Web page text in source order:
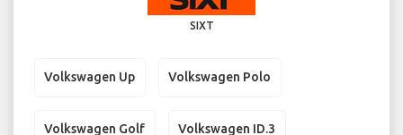
SIXT
Volkswagen Up Volkswagen Polo
Volkswagen Golf Volkswagen ID.3